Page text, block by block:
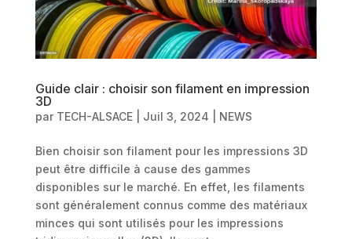
Guide clair : choisir son filament en impression
3D
par TECH-ALSACE| Juil 3, 2024 NEWS
Bien choisir son filament pour les impressions 3D
peut être difficile à cause des gammes
disponibles sur le marché. En effet, les filaments
sont généralement connus comme des matériaux
minces qui sont utilisés pour les impressions